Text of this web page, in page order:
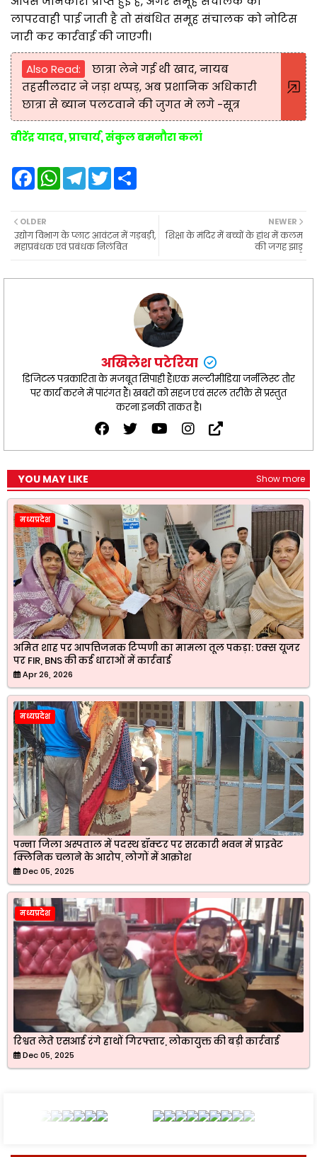
लापरवाही पाई जाती है तो संबंधित समूह संचालक को नोटिस
जारी कर कार्रवाई की जाएगी।
Also Read:
छात्रा लेने गई थी खाद, नायब
तहसीलदार ने जड़ा थप्पड़, अब प्रशानिक अधिकारी
छात्रा से ब्यान पलटवाने की जुगत मे लगे -सूत्र
वीरेंद्र यादव, प्राचार्य, संकुल बमनौरा कलां
F
a
b
o
o
k
W
A
p
p
T
e
r
a
m
T
w
e
r
NEWER
शिक्षा के मंदिर में बच्चों के हांथ में कलम
की जगह झाड़ू
OLDER
उद्योग विभाग के प्लाट आवंटन में गड़बड़ी,
महाप्रबंधक एवं प्रबंधक निलंबित
अखिलेश पटेरिया
डिजिटल पत्रकारिता के मजबूत सिपाही हैं।एक मल्टीमीडिया जर्नलिस्ट तौर
पर कार्य करने में पारंगत हैं। खबरों को सहज एवं सरल तरीक़े से प्रस्तुत
करना इनकी ताकत है।
YOU MAY LIKE Show more
मध्यप्रदेश
अमित शाह पर आपत्तिजनक टिप्पणी का मामला तूल पकड़ा: एक्स यूजर
पर FIR, BNS की कई धाराओं में कार्रवाई
Apr 26, 2026
मध्यप्रदेश
पन्ना जिला अस्पताल में पदस्थ डॉक्टर पर सरकारी भवन में प्राइवेट
क्लिनिक चलाने के आरोप, लोगों में आक्रोश
Dec 05, 2025
मध्यप्रदेश
रिश्वत लेते एसआई रंगे हाथों गिरफ्तार, लोकायुक्त की बड़ी कार्रवाई
Dec 05, 2025